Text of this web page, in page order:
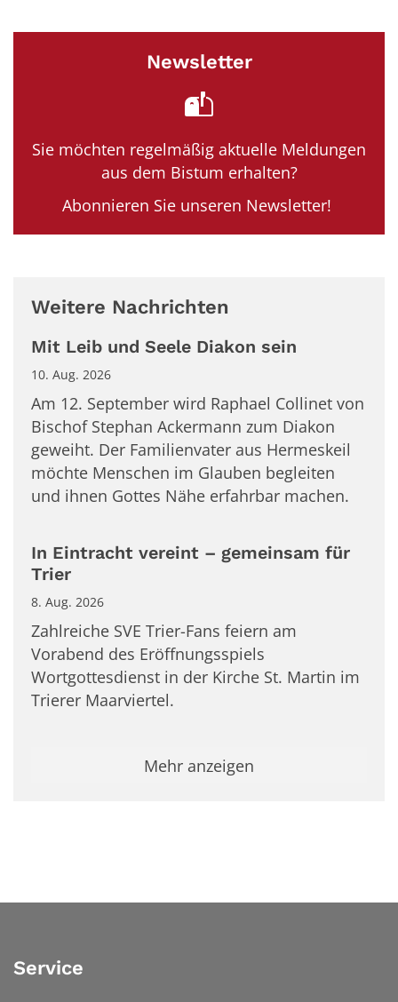
Newsletter
Sie möchten regelmäßig aktuelle Meldungen
aus dem Bistum erhalten?
Abonnieren Sie unseren Newsletter!
Weitere Nachrichten
Mit Leib und Seele Diakon sein
10. Aug. 2026
Am 12. September wird Raphael Collinet von
Bischof Stephan Ackermann zum Diakon
geweiht. Der Familienvater aus Hermeskeil
möchte Menschen im Glauben begleiten
und ihnen Gottes Nähe erfahrbar machen.
In Eintracht vereint – gemeinsam für
Trier
8. Aug. 2026
Zahlreiche SVE Trier-Fans feiern am
Vorabend des Eröffnungsspiels
Wortgottesdienst in der Kirche St. Martin im
Trierer Maarviertel.
Mehr anzeigen
Service